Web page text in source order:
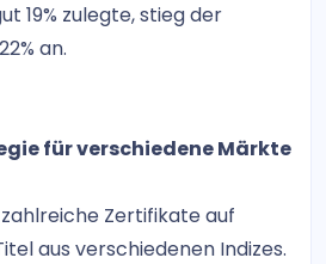
19% zulegte, stieg der
an.
für verschiedene Märkte
Zertifikate auf
aus verschiedenen Indizes.